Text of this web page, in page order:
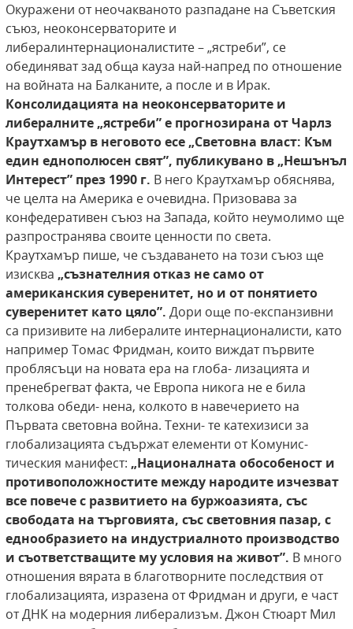
Окуражени от неочакваното разпадане на Съветския
съюз, неоконсерваторите и
либералинтернационалистите – „ястреби”, се
обединяват зад обща кауза най-напред по отношение
на войната на Балканите, а после и в Ирак.
Консолидацията на неоконсерваторите и
либералните „ястреби” е прогнозирана от Чарлз
Краутхамър в неговото есе „Световна власт: Към
един еднополюсен свят”, публикувано в „Нешънъл
Интерест” през 1990 г. В него Краутхамър обяснява,
че целта на Америка е очевидна. Призовава за
конфедеративен съюз на Запада, който неумолимо ще
разпространява своите ценности по света.
Краутхамър пише, че създаването на този съюз ще
изисква „съзнателния отказ не самоот
американския суверенитет, но и от понятието
суверенитет като цяло”. Дори още по-експанзивни
са призивите на либералите интернационалисти, като
например Томас Фридман, които виждат първите
проблясъци на новата ера на глоба- лизацията и
пренебрегват факта, че Европа никога не е била
толкова обеди- нена, колкото в навечерието на
Първата световна война. Техни- те катехизиси за
глобализацията съдържат елементи от Комунис-
тическия манифест: „Националната обособеност и
противоположностите между народите изчезват
все повече с развитието на буржоазията, със
свободата на търговията, със световния пазар, с
еднообразието на индустриалното производство
и съответстващите муусловия на живот”. В много
отношения вярата в благотворните последствия от
глобализацията, изразена от Фридман и други, е част
от ДНК на модерния либерализъм. Джон Стюарт Мил